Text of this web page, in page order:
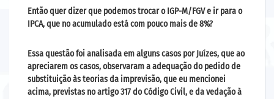
Então quer dizer que podemos trocar o IGP-M/FGV e ir para o
IPCA, que no acumulado está com pouco mais de 8%?
Essa questão foi analisada em alguns casos por Juízes, que ao
apreciarem os casos, observaram a adequação do pedido de
substituição às teorias da imprevisão, que eu mencionei
acima, previstas no artigo 317 do Código Civil, e da vedação à